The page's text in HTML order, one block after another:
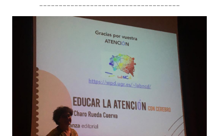
------------------------------------